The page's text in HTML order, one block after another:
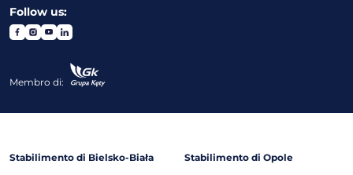
Follow us:
Membro di:
Stabilimento di Bielsko-Biała Stabilimento di Opole